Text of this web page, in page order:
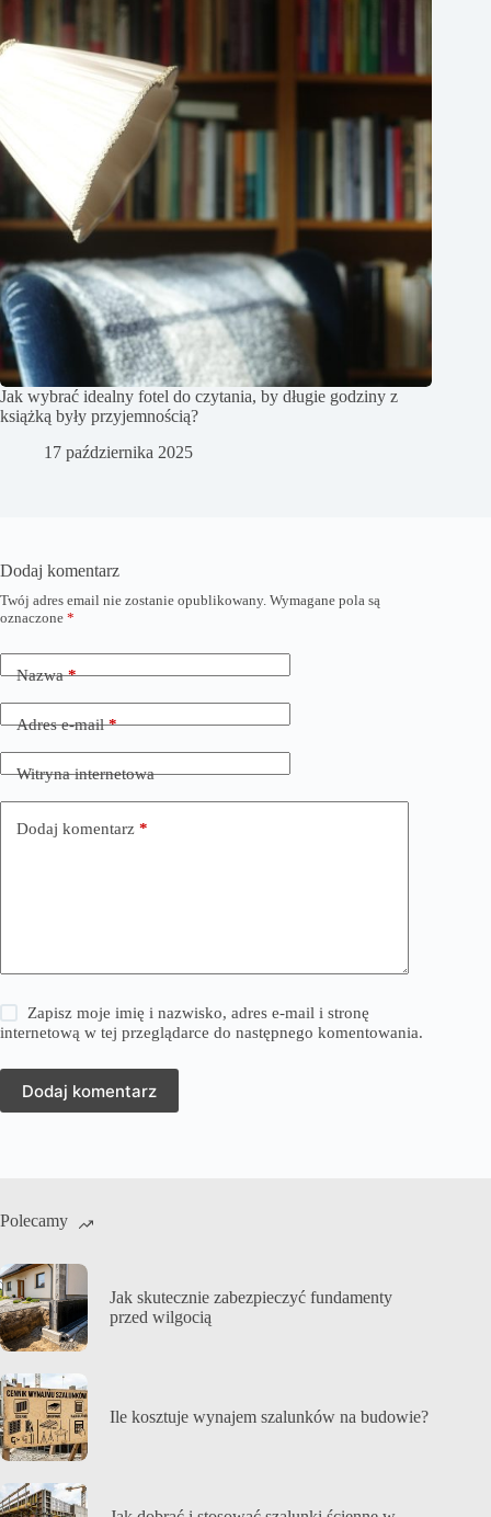
Jak wybrać idealny fotel do czytania, by długie godziny z
książką były przyjemnością?
17 października 2025
Dodaj komentarz
Twój adres email nie zostanie opublikowany. Wymagane pola są
oznaczone *
Nazwa*
Adres e-mail*
Witryna internetowa
Dodaj komentarz *
Zapisz moje imię i nazwisko, adres e-mail i stronę
internetową w tej przeglądarce do następnego komentowania.
Dodaj komentarz
Polecamy
Jak skutecznie zabezpieczyć fundamenty
przed wilgocią
Ile kosztuje wynajem szalunków na budowie?